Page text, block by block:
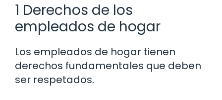
1 Derechos de los
empleados de hogar
Los empleados de hogar tienen
derechos fundamentales que deben
ser respetados.